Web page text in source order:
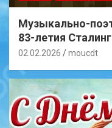
Музыкально-
83-летия
02.02.2026 moucdt